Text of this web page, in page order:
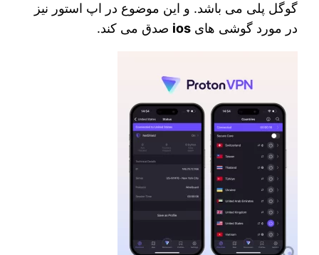
گوگل پلی می‌ باشد. و این موضوع در اپ استور نیز
در مورد گوشی‌ هایios صدق می کند.